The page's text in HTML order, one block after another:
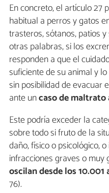
En concreto, el artículo 27
habitual a perros y gatos
trasteros, sótanos, patios
otras palabras, si los
responden a que el
suficiente de su animal y
sin posibilidad de evacuar
ante uncaso de maltrato
Este podría exceder la
sobre todo si fruto de la
daño, físico o psicológico,
infracciones graves o muy
oscilan desde los
76).